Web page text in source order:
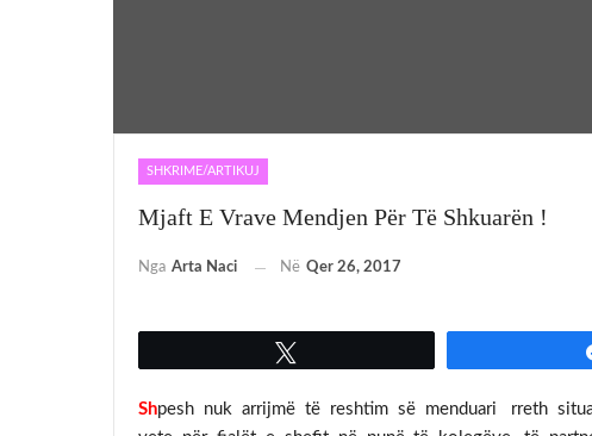
SHKRIME/ARTIKUJ
Mjaft E Vrave Mendjen Për Të Shkuarën !
Nga Arta Naci Në Qer 26, 2017
Shpesh nuk arrijmë të reshtim së menduari rreth